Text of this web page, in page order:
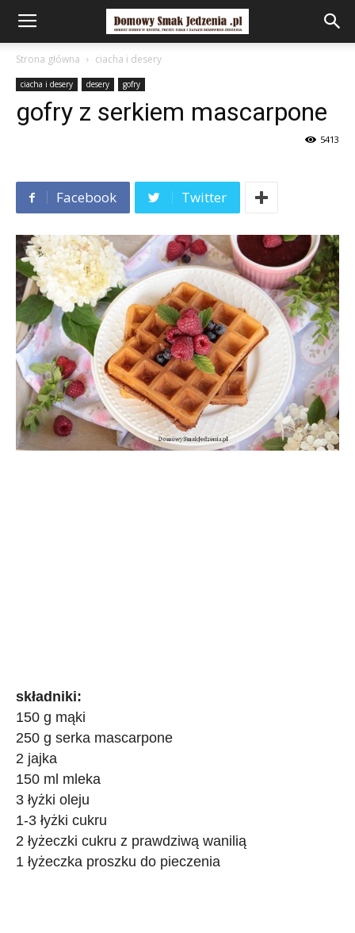
Strona główna ciacha i desery
ciacha i desery desery gofry
gofry z serkiem mascarpone
5413
Facebook Twitter
składniki:
150 g mąki
250 g serka mascarpone
2 jajka
150 ml mleka
3 łyżki oleju
1-3 łyżki cukru
2 łyżeczki cukru z prawdziwą wanilią
1 łyżeczka proszku do pieczenia